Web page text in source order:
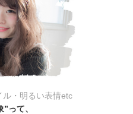
ル・明るい表情etc
って、